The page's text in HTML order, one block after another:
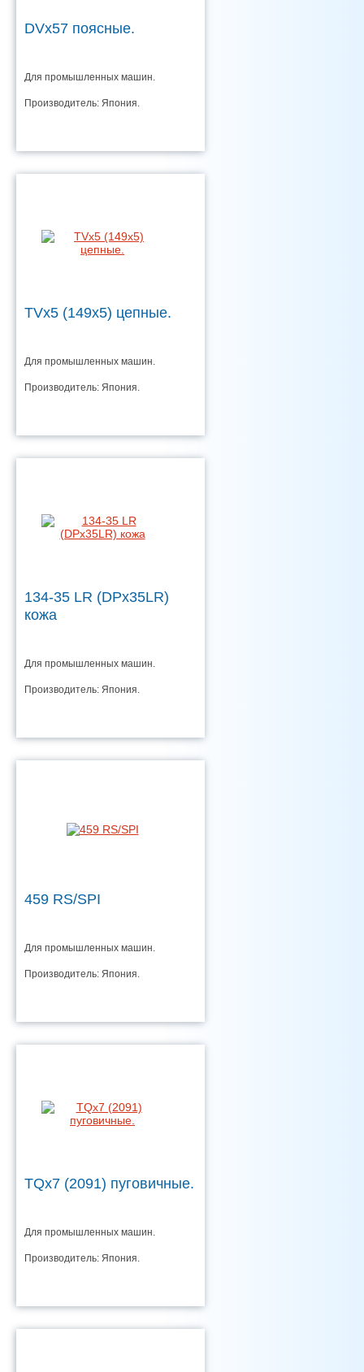
DVx57 поясные.
Для промышленных машин.
Производитель: Япония.
TVx5 (149x5) цепные.
Для промышленных машин.
Производитель: Япония.
134-35 LR (DPx35LR)
кожа
Для промышленных машин.
Производитель: Япония.
459 RS/SPI
Для промышленных машин.
Производитель: Япония.
TQx7 (2091) пуговичные.
Для промышленных машин.
Производитель: Япония.